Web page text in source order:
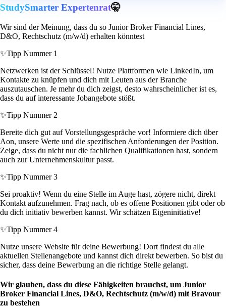
StudySmarter Expertenrat🤫
Wir sind der Meinung, dass du so Junior Broker Financial Lines,
D&O, Rechtschutz (m/w/d) erhalten könntest
✨Tipp Nummer 1
Netzwerken ist der Schlüssel! Nutze Plattformen wie LinkedIn, um
Kontakte zu knüpfen und dich mit Leuten aus der Branche
auszutauschen. Je mehr du dich zeigst, desto wahrscheinlicher ist es,
dass du auf interessante Jobangebote stößt.
✨Tipp Nummer 2
Bereite dich gut auf Vorstellungsgespräche vor! Informiere dich über
Aon, unsere Werte und die spezifischen Anforderungen der Position.
Zeige, dass du nicht nur die fachlichen Qualifikationen hast, sondern
auch zur Unternehmenskultur passt.
✨Tipp Nummer 3
Sei proaktiv! Wenn du eine Stelle im Auge hast, zögere nicht, direkt
Kontakt aufzunehmen. Frag nach, ob es offene Positionen gibt oder ob
du dich initiativ bewerben kannst. Wir schätzen Eigeninitiative!
✨Tipp Nummer 4
Nutze unsere Website für deine Bewerbung! Dort findest du alle
aktuellen Stellenangebote und kannst dich direkt bewerben. So bist du
sicher, dass deine Bewerbung an die richtige Stelle gelangt.
Wir glauben, dass du diese Fähigkeiten brauchst, um Junior
Broker Financial Lines, D&O, Rechtschutz (m/w/d) mit Bravour
zu bestehen